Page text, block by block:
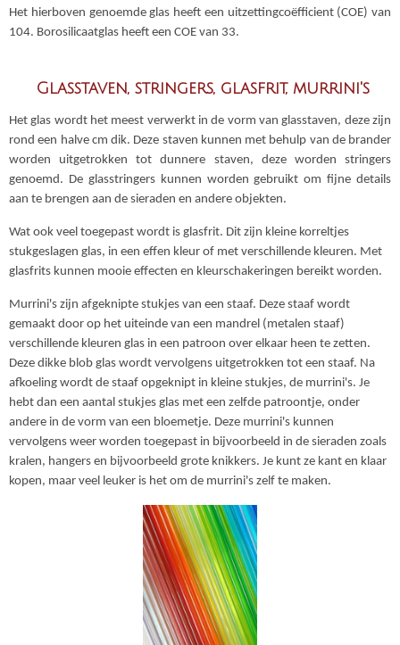
Het hierboven genoemde glas heeft een uitzettingcoëfficient (COE) van
104. Borosilicaatglas heeft een COE van 33.
Glasstaven, stringers, glasfrit, murrini's
Het glas wordt het meest verwerkt in de vorm van glasstaven, deze zijn
rond een halve cm dik. Deze staven kunnen met behulp van de brander
worden uitgetrokken tot dunnere staven, deze worden stringers
genoemd. De glasstringers kunnen worden gebruikt om fijne details
aan te brengen aan de sieraden en andere objekten.
Wat ook veel toegepast wordt is glasfrit. Dit zijn kleine korreltjes
stukgeslagen glas, in een effen kleur of met verschillende kleuren. Met
glasfrits kunnen mooie effecten en kleurschakeringen bereikt worden.
Murrini's zijn afgeknipte stukjes van een staaf. Deze staaf wordt
gemaakt door op het uiteinde van een mandrel (metalen staaf)
verschillende kleuren glas in een patroon over elkaar heen te zetten.
Deze dikke blob glas wordt vervolgens uitgetrokken tot een staaf. Na
afkoeling wordt de staaf opgeknipt in kleine stukjes, de murrini's. Je
hebt dan een aantal stukjes glas met een zelfde patroontje, onder
andere in de vorm van een bloemetje. Deze murrini's kunnen
vervolgens weer worden toegepast in bijvoorbeeld in de sieraden zoals
kralen, hangers en bijvoorbeeld grote knikkers. Je kunt ze kant en klaar
kopen, maar veel leuker is het om de murrini's zelf te maken.